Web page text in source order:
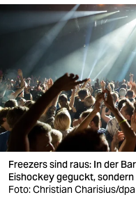
sport
berlin
nord
wahrheit
verlag
verlag
veranstaltungen
Freezers sind raus: In der
Eishockey geguckt,
Foto: Christian Charisius/dpa